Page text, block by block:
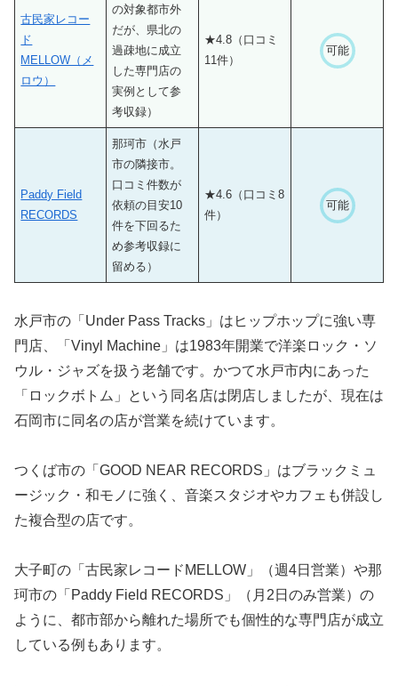
古民家レコー
ド
MELLOW（メ
ロウ）
の対象都市外
だが、県北の
過疎地に成立
した専門店の
実例として参
考収録）
★4.8（口コミ
11件）
可能
Paddy Field
RECORDS
那珂市（水戸
市の隣接市。
口コミ件数が
依頼の目安10
件を下回るた
め参考収録に
留める）
★4.6（口コミ8
件）
可能
水戸市の「Under Pass Tracks」はヒップホップに強い専
門店、「Vinyl Machine」は1983年開業で洋楽ロック・ソ
ウル・ジャズを扱う老舗です。かつて水戸市内にあった
「ロックボトム」という同名店は閉店しましたが、現在は
石岡市に同名の店が営業を続けています。
つくば市の「GOOD NEAR RECORDS」はブラックミュ
ージック・和モノに強く、音楽スタジオやカフェも併設し
た複合型の店です。
大子町の「古民家レコードMELLOW」（週4日営業）や那
珂市の「Paddy Field RECORDS」（月2日のみ営業）の
ように、都市部から離れた場所でも個性的な専門店が成立
している例もあります。